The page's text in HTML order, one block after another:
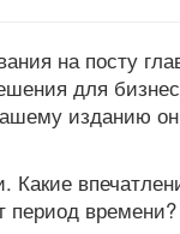
на посту
для
изданию он
Какие
период времени?